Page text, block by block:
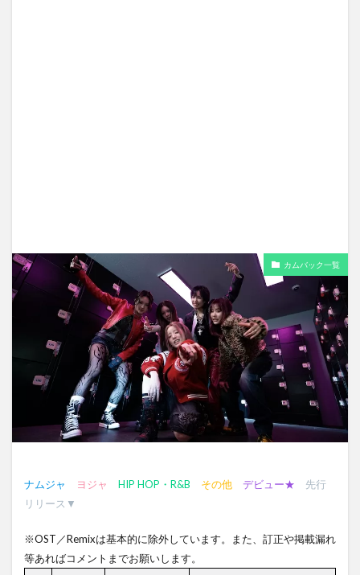
カムバック一覧
ナムジャ ヨジャ HIP HOP・R&B その他 デビュー★
先行
リリース▼
※OST／Remixは基本的に除外しています。また、訂正や掲載漏れ
等あればコメントまでお願いします。